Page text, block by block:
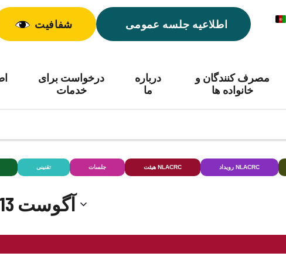
شفافیت اطلاعیه جلسه عمومی
درخواست برای
خدمات
درباره
ما
مصرف کنندگان و
خانواده ها
تقنینی جلسات هیئت NLACRC رویداد NLACRC
13 آگوست